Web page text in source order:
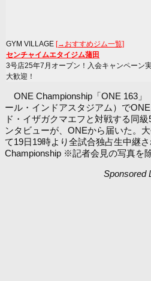
GYM VILLAGE [→おすすめジム一覧]
センチャイムエタイジム蒲田
3号店25年7月オープン！入会キャンペーン
大歓迎！
ONE Championship「ONE 163」
ール・インドアスタジアム）で
ド・イザガクマエフと対戦する同
ンタビューが、ONEから届いた。
て19日19時より全試合独占生中継
Championship ※記者会見の写真を除
Sponsored